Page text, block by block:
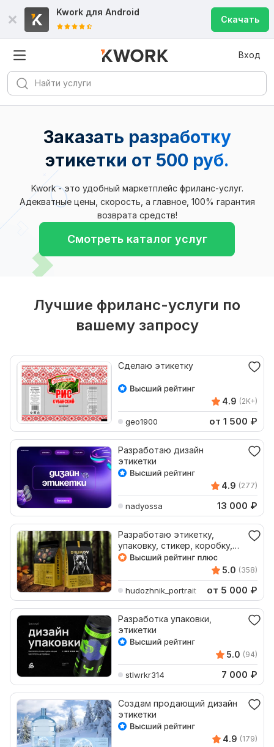
Kwork для Android
Скачать
Вход
Заказать разработку
этикетки от 500 руб.
Kwork - это удобный маркетплейс фриланс-услуг.
Адекватные цены, скорость, а главное, 100% гарантия
возврата средств!
Смотреть каталог услуг
Лучшие фриланс-услуги по
вашему запросу
Сделаю этикетку
4.9 (2K+)
geo1900 от 1 500 ₽
Разработаю дизайн
этикетки
4.9 (277)
nadyossa 13 000 ₽
Разработаю этикетку,
упаковку, стикер, коробку,
наклейку, бирку
5.0 (358)
hudozhnik_portrait от 5 000 ₽
Разработка упаковки,
этикетки
5.0 (94)
stlwrkr314 7 000 ₽
Создам продающий дизайн
этикетки
4.9 (179)